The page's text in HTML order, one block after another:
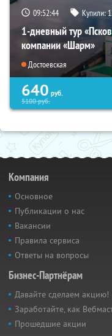
09:52:43 Купили:
1-дневный тур
компании «Шарм»
Достоевская
640 руб.
5100руб.
Компания
Основное
Публикации о нас
Вакансии
Правила сервиса
Ответы на вопросы
Бизнес-Партнёрам
Давайте сделаем акцию!
Заработайте, как
Прошедшие акции